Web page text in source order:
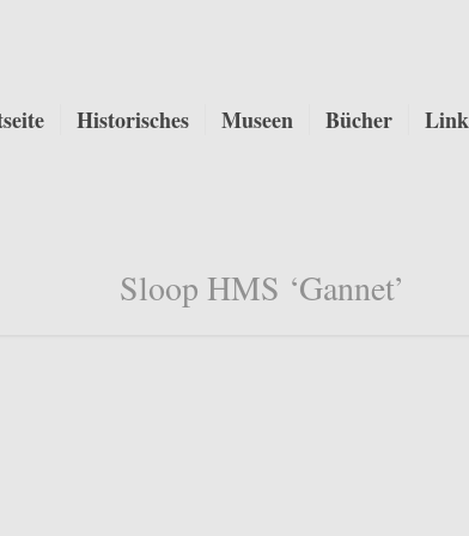
Historisches Museen Bücher
Sloop HMS ‘Gannet’